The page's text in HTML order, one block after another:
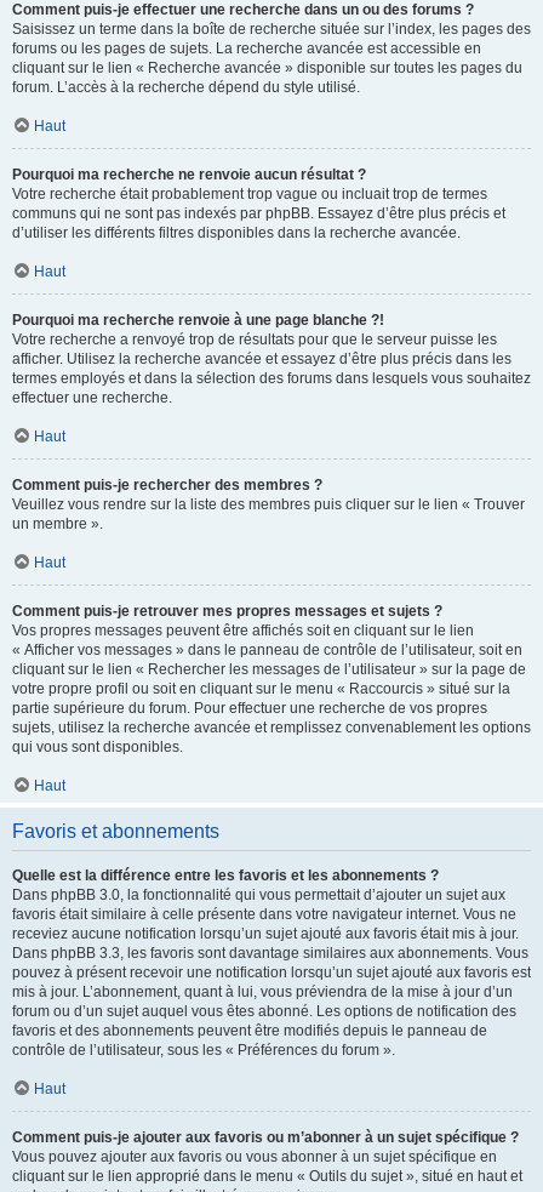
Comment puis-je effectuer une recherche dans un ou des forums ?
Saisissez un terme dans la boîte de recherche située sur l’index, les pages des
forums ou les pages de sujets. La recherche avancée est accessible en
cliquant sur le lien « Recherche avancée » disponible sur toutes les pages du
forum. L’accès à la recherche dépend du style utilisé.
Haut
Pourquoi ma recherche ne renvoie aucun résultat ?
Votre recherche était probablement trop vague ou incluait trop de termes
communs qui ne sont pas indexés par phpBB. Essayez d’être plus précis et
d’utiliser les différents filtres disponibles dans la recherche avancée.
Haut
Pourquoi ma recherche renvoie à une page blanche ?!
Votre recherche a renvoyé trop de résultats pour que le serveur puisse les
afficher. Utilisez la recherche avancée et essayez d’être plus précis dans les
termes employés et dans la sélection des forums dans lesquels vous souhaitez
effectuer une recherche.
Haut
Comment puis-je rechercher des membres ?
Veuillez vous rendre sur la liste des membres puis cliquer sur le lien « Trouver
un membre ».
Haut
Comment puis-je retrouver mes propres messages et sujets ?
Vos propres messages peuvent être affichés soit en cliquant sur le lien
« Afficher vos messages » dans le panneau de contrôle de l’utilisateur, soit en
cliquant sur le lien « Rechercher les messages de l’utilisateur » sur la page de
votre propre profil ou soit en cliquant sur le menu « Raccourcis » situé sur la
partie supérieure du forum. Pour effectuer une recherche de vos propres
sujets, utilisez la recherche avancée et remplissez convenablement les options
qui vous sont disponibles.
Haut
Favoris et abonnements
Quelle est la différence entre les favoris et les abonnements ?
Dans phpBB 3.0, la fonctionnalité qui vous permettait d’ajouter un sujet aux
favoris était similaire à celle présente dans votre navigateur internet. Vous ne
receviez aucune notification lorsqu’un sujet ajouté aux favoris était mis à jour.
Dans phpBB 3.3, les favoris sont davantage similaires aux abonnements. Vous
pouvez à présent recevoir une notification lorsqu’un sujet ajouté aux favoris est
mis à jour. L’abonnement, quant à lui, vous préviendra de la mise à jour d’un
forum ou d’un sujet auquel vous êtes abonné. Les options de notification des
favoris et des abonnements peuvent être modifiés depuis le panneau de
contrôle de l’utilisateur, sous les « Préférences du forum ».
Haut
Comment puis-je ajouter aux favoris ou m’abonner à un sujet spécifique ?
Vous pouvez ajouter aux favoris ou vous abonner à un sujet spécifique en
cliquant sur le lien approprié dans le menu « Outils du sujet », situé en haut et